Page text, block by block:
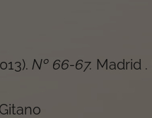
). Nº 66-67. Madrid .